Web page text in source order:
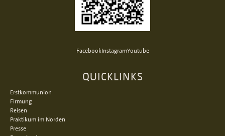
FacebookInstagramYoutube
QUICKLINKS
Erstkommunion
Firmung
Reisen
Praktikum im Norden
Presse